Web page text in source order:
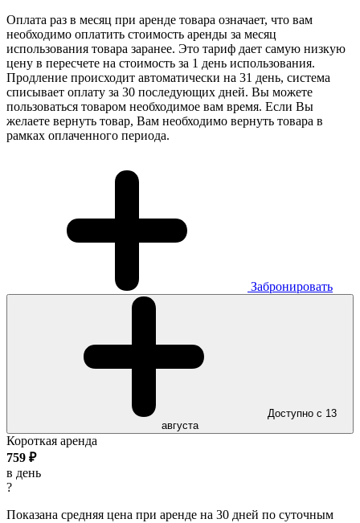
Оплата раз в месяц при аренде товара означает, что вам
необходимо оплатить стоимость аренды за месяц
использования товара заранее. Это тариф дает самую низкую
цену в пересчете на стоимость за 1 день использования.
Продление происходит автоматически на 31 день, система
списывает оплату за 30 последующих дней. Вы можете
пользоваться товаром необходимое вам время. Если Вы
желаете вернуть товар, Вам необходимо вернуть товара в
рамках оплаченного периода.
Забронировать
Доступно с 13
августа
Короткая аренда
759 ₽
в день
?
Показана средняя цена при аренде на 30 дней по суточным